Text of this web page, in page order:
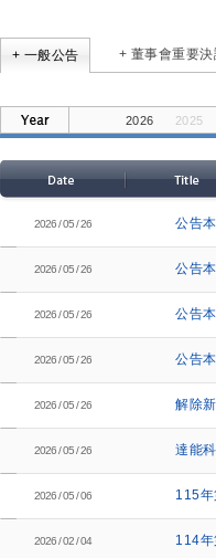
+ 一般公告 + 董事會重要決
2026 2025
2026 / 05 / 26 公告
2026 / 05 / 26 公告
2026 / 05 / 26 公告
2026 / 05 / 26 公告
2026 / 05 / 26 解除
2026 / 05 / 26 達能
2026 / 05 / 06 115
2026 / 02 / 04 114